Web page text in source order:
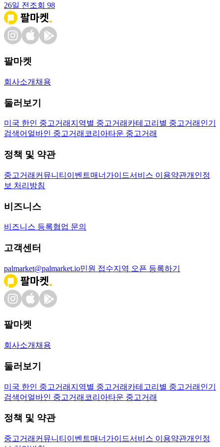
26일 전 조회 98
팔마켓
회사소개 채용
둘러보기
미국 한인 중고거래 지역별 중고거래 카테고리별 중고거래 인기
검색어 얼바인 중고거래 코리아타운 중고거래
정책 및 약관
중고거래 커뮤니티 이벤트매너가이드서비스 이용약관개인정
보 처리방침
비즈니스
비즈니스 등록협업 문의
고객센터
palmarket@palmarket.io민원 접수지역 오픈 등록하기
팔마켓
회사소개 채용
둘러보기
미국 한인 중고거래 지역별 중고거래 카테고리별 중고거래 인기
검색어 얼바인 중고거래 코리아타운 중고거래
정책 및 약관
중고거래 커뮤니티 이벤트매너가이드서비스 이용약관개인정